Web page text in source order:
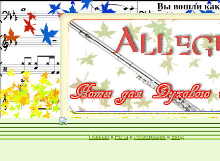
Вы вошли как
Главная » Ноты » Регистрация » Вход